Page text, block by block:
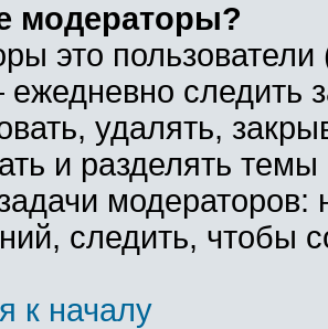
модераторы?
это
следить
удалять,
и разделять
следить, чтобы
к началу